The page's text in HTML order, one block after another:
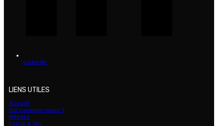
LinkedIn
LIENS UTILES
Accueil
Qui sommes-nous ?
Métiers
Fokus & You